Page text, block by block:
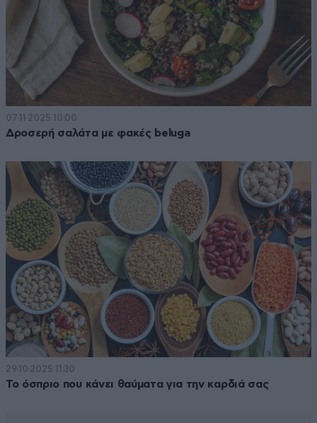
07·11·2025 10:00
Δροσερή σαλάτα με φακές beluga
29·10·2025 11:30
Το όσπριο που κάνει θαύματα για την καρδιά σας